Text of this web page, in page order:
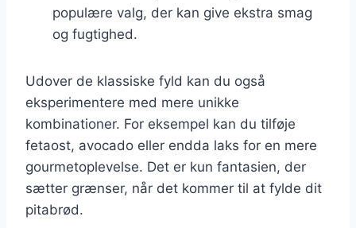
populære valg, der kan give ekstra smag
og fugtighed.
Udover de klassiske fyld kan du også
eksperimentere med mere unikke
kombinationer. For eksempel kan du tilføje
fetaost, avocado eller endda laks for en mere
gourmetoplevelse. Det er kun fantasien, der
sætter grænser, når det kommer til at fylde dit
pitabrød.